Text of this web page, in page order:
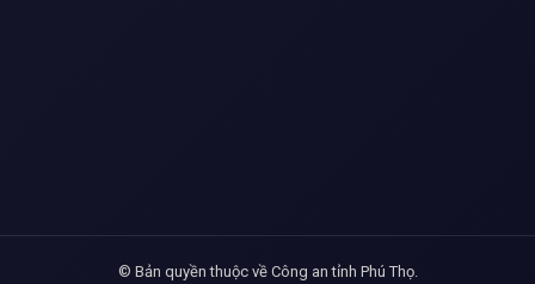
© Bản quyền thuộc về Công an tỉnh Phú Thọ.